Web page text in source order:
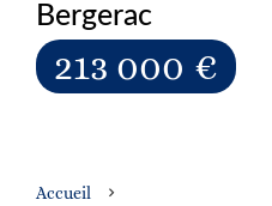
Bergerac
213 000 €
Accueil